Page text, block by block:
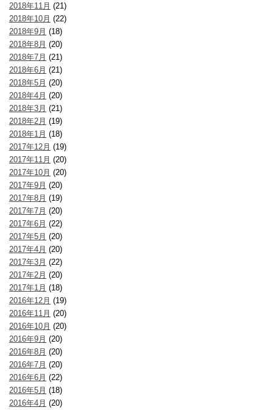
2018年11月 (21)
2018年10月 (22)
2018年9月 (18)
2018年8月 (20)
2018年7月 (21)
2018年6月 (21)
2018年5月 (20)
2018年4月 (20)
2018年3月 (21)
2018年2月 (19)
2018年1月 (18)
2017年12月 (19)
2017年11月 (20)
2017年10月 (20)
2017年9月 (20)
2017年8月 (19)
2017年7月 (20)
2017年6月 (22)
2017年5月 (20)
2017年4月 (20)
2017年3月 (22)
2017年2月 (20)
2017年1月 (18)
2016年12月 (19)
2016年11月 (20)
2016年10月 (20)
2016年9月 (20)
2016年8月 (20)
2016年7月 (20)
2016年6月 (22)
2016年5月 (18)
2016年4月 (20)